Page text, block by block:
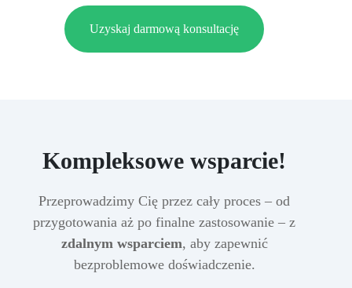
Uzyskaj darmową konsultację
Kompleksowe wsparcie!
Przeprowadzimy Cię przez cały proces – od
przygotowania aż po finalne zastosowanie – z
zdalnym wsparciem, aby zapewnić
bezproblemowe doświadczenie.